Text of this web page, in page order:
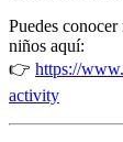
Puedes
niños aquí:
👉 https://
activity